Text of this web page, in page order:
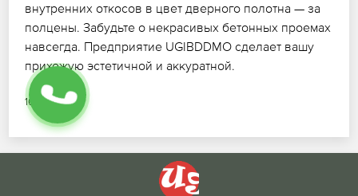
внутренних откосов в цвет дверного полотна — за
полцены. Забудьте о некрасивых бетонных проемах
навсегда. Предприятие UGIBDDMO сделает вашу
прихожую эстетичной и аккуратной.
16.07.2026